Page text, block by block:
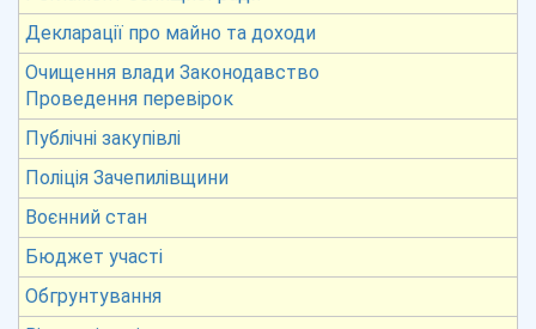
Декларації про майно та доходи
Очищення влади Законодавство
Проведення перевірок
Публічні закупівлі
Поліція Зачепилівщини
Воєнний стан
Бюджет участі
Обгрунтування